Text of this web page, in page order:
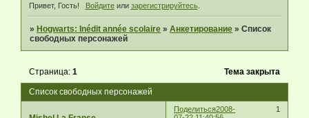
Привет, Гость! Войдитеили зарегистрируйтесь.
»Hogwarts: Inédit année scolaire »Анкетирование »Список
свободных персонажей
Список свободных персонажей
Страница:1 Тема закрыта
Поделиться 1
2008-